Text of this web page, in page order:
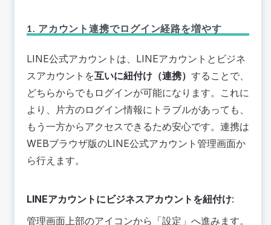
1. アカウント連携でログイン経路を増やす
LINE公式アカウントは、LINEアカウントとビジネ
スアカウントを互いに紐付け（連携） することで、
どちらからでもログインが可能になります。これに
より、片方のログイン情報にトラブルがあっても、
もう一方からアクセスできるため安心です。連携は
WEBブラウザ版のLINE公式アカウント管理画面か
ら行えます。
LINEアカウントにビジネスアカウントを紐付け:
管理画面上部のアイコンから「設定」へ進みます。